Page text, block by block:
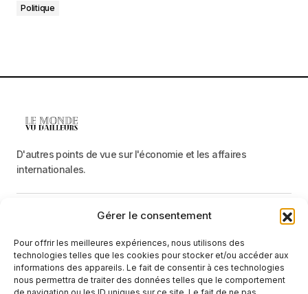
Gérer le consentement
Pour offrir les meilleures expériences, nous utilisons des
technologies telles que les cookies pour stocker et/ou accéder aux
informations des appareils. Le fait de consentir à ces technologies
nous permettra de traiter des données telles que le comportement
Politique
D'autres points de vue sur l'économie et les affaires
internationales.
Catégories